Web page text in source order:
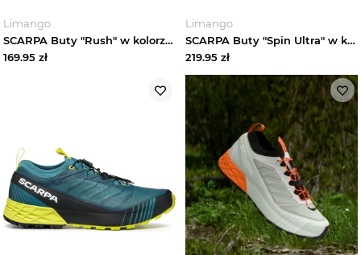
Limango
SCARPA Buty "Rush" w kolorze czarnym do biegania rozmiar: 36
169.95 zł
Limango
SCARPA Buty "Spin Ultra" w kolorze pomarańczowym do biegania rozmiar: 36
219.95 zł